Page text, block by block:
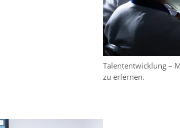
Talententwicklung –
zu erlernen.